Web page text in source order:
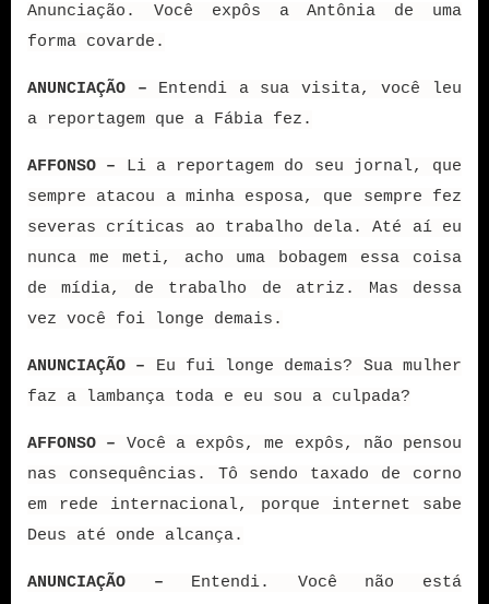
Anunciação. Você expôs a Antônia de uma
forma covarde.
ANUNCIAÇÃO – Entendi a sua visita, você leu
a reportagem que a Fábia fez.
AFFONSO – Li a reportagem do seu jornal, que
sempre atacou a minha esposa, que sempre fez
severas críticas ao trabalho dela. Até aí eu
nunca me meti, acho uma bobagem essa coisa
de mídia, de trabalho de atriz. Mas dessa
vez você foi longe demais.
ANUNCIAÇÃO – Eu fui longe demais? Sua mulher
faz a lambança toda e eu sou a culpada?
AFFONSO – Você a expôs, me expôs, não pensou
nas consequências. Tô sendo taxado de corno
em rede internacional, porque internet sabe
Deus até onde alcança.
ANUNCIAÇÃO – Entendi. Você não está